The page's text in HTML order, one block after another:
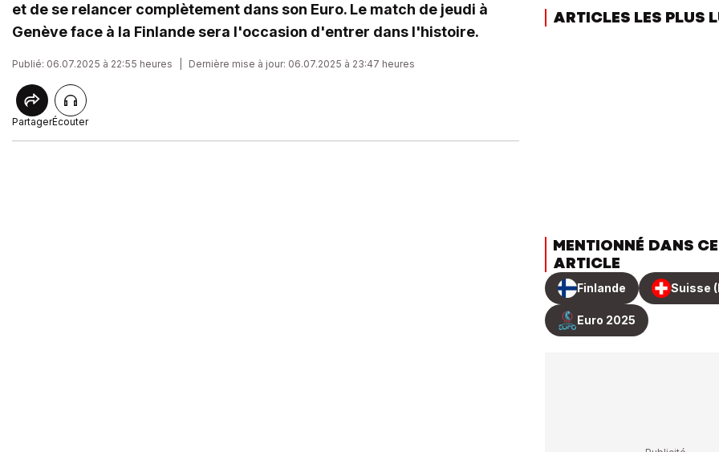
et de se relancer complètement dans son Euro. Le match de jeudi à
Genève face à la Finlande sera l'occasion d'entrer dans l'histoire.
Publié: 06.07.2025 à 22:55 heures Dernière mise à jour: 06.07.2025 à 23:47 heures
PartagerÉcouter
ARTICLES LES PLUS
MENTIONNÉ DANS
ARTICLE
Finlande Suisse
Euro 2025